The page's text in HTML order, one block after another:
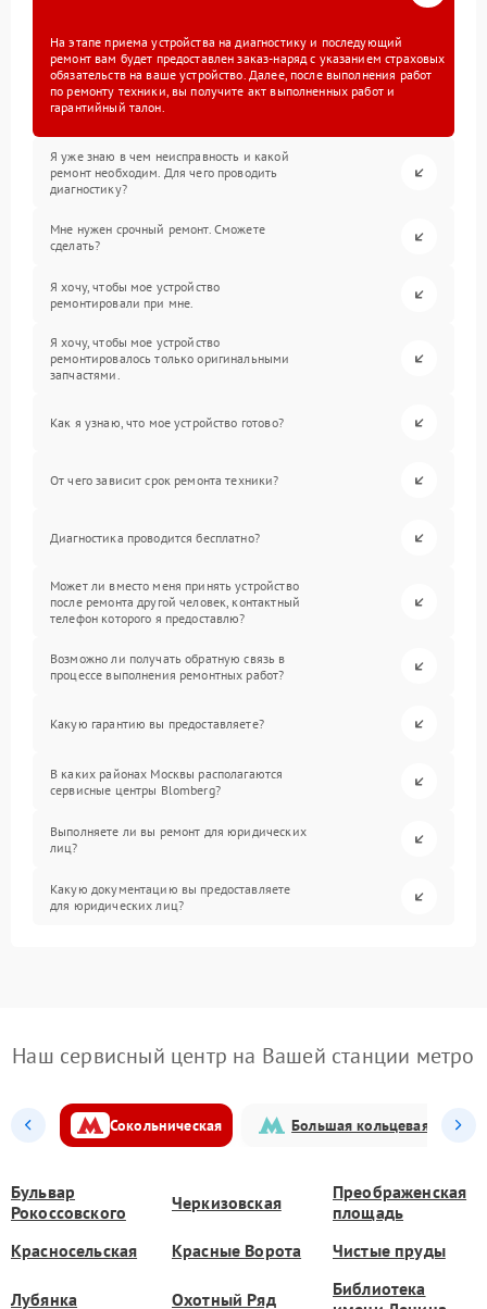
На этапе приема устройства на диагностику и последующий
ремонт вам будет предоставлен заказ-наряд с указанием страховых
обязательств на ваше устройство. Далее, после выполнения работ
по ремонту техники, вы получите акт выполненных работ и
гарантийный талон.
Я уже знаю в чем неисправность и какой
ремонт необходим. Для чего проводить
диагностику?
Мне нужен срочный ремонт. Сможете
сделать?
Я хочу, чтобы мое устройство
ремонтировали при мне.
Я хочу, чтобы мое устройство
ремонтировалось только оригинальными
запчастями.
Как я узнаю, что мое устройство готово?
От чего зависит срок ремонта техники?
Диагностика проводится бесплатно?
Может ли вместо меня принять устройство
после ремонта другой человек, контактный
телефон которого я предоставлю?
Возможно ли получать обратную связь в
процессе выполнения ремонтных работ?
Какую гарантию вы предоставляете?
В каких районах Москвы располагаются
сервисные центры Blomberg?
Выполняете ли вы ремонт для юридических
лиц?
Какую документацию вы предоставляете
для юридических лиц?
Наш сервисный центр на Вашей станции метро
Сокольническая Большая кольцевая
Бульвар
Рокоссовского
Черкизовская
Преображенская
площадь
Красносельская
Красные Ворота Чистые пруды
Лубянка Охотный Ряд
Библиотека